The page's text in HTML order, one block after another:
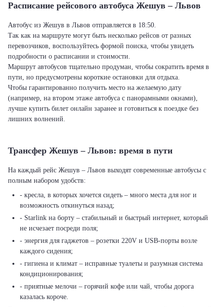
Расписание рейсового автобуса Жешув – Львов
Автобус из Жешув в Львов отправляется в 18:50.
Так как на маршруте могут быть несколько рейсов от разных
перевозчиков, воспользуйтесь формой поиска, чтобы увидеть
подробности о расписании и стоимости.
Маршрут автобусов тщательно продуман, чтобы сократить время в
пути, но предусмотрены короткие остановки для отдыха.
Чтобы гарантированно получить место на желаемую дату
(например, на втором этаже автобуса с панорамными окнами),
лучше купить билет онлайн заранее и готовиться к поездке без
лишних волнений.
Трансфер Жешув – Львов: время в пути
На каждый рейс Жешув – Львов выходят современные автобусы с
полным набором удобств:
- кресла, в которых хочется сидеть – много места для ног и
возможность откинуться назад;
- Starlink на борту – стабильный и быстрый интернет, который
не исчезает посреди поля;
- энергия для гаджетов – розетки 220V и USB-порты возле
каждого сидения;
- гигиена и климат – исправные туалеты и разумная система
кондиционирования;
- приятные мелочи – горячий кофе или чай, чтобы дорога
казалась короче.